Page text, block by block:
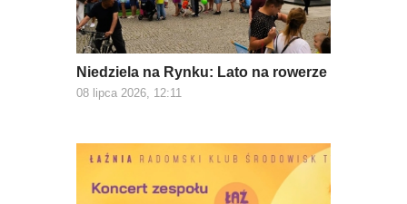
Niedziela na Rynku: Lato na rowerze
08 lipca 2026, 12:11